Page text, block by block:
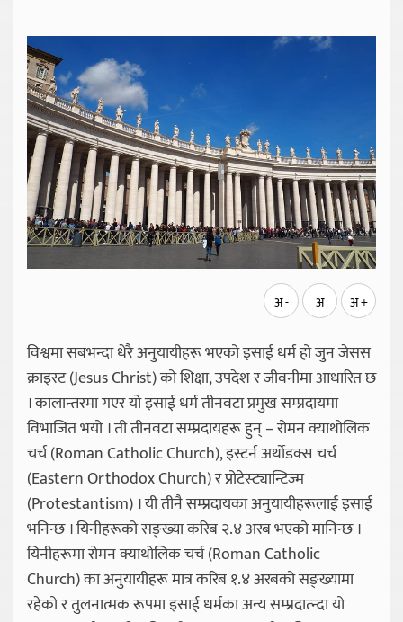
अ - अ अ +
विश्वमा सबभन्दा धेरै अनुयायीहरू भएको इसाई धर्म हो जुन जेसस
क्राइस्ट (Jesus Christ) को शिक्षा, उपदेश र जीवनीमा आधारित छ
। कालान्तरमा गएर यो इसाई धर्म तीनवटा प्रमुख सम्प्रदायमा
विभाजित भयो । ती तीनवटा सम्प्रदायहरू हुन् – रोमन क्याथोलिक
चर्च (Roman Catholic Church), इस्टर्न अर्थाेडक्स चर्च
(Eastern Orthodox Church) र प्रोटेस्ट्यान्टिज्म
(Protestantism) । यी तीनै सम्प्रदायका अनुयायीहरूलाई इसाई
भनिन्छ । यिनीहरूको सङ्ख्या करिब २.४ अरब भएको मानिन्छ ।
यिनीहरूमा रोमन क्याथोलिक चर्च (Roman Catholic
Church) का अनुयायीहरू मात्र करिब १.४ अरबको सङ्ख्यामा
रहेको र तुलनात्मक रूपमा इसाई धर्मका अन्य सम्प्रदात्न्दा यो